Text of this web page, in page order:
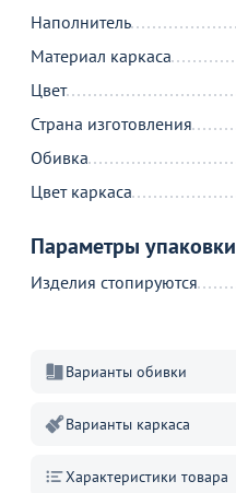
Наполнитель
Материал каркаса
Цвет
Страна изготовления
Обивка
Цвет каркаса
Параметры упаковки
Изделия стопируются
Варианты обивки
Варианты каркаса
Характеристики товара